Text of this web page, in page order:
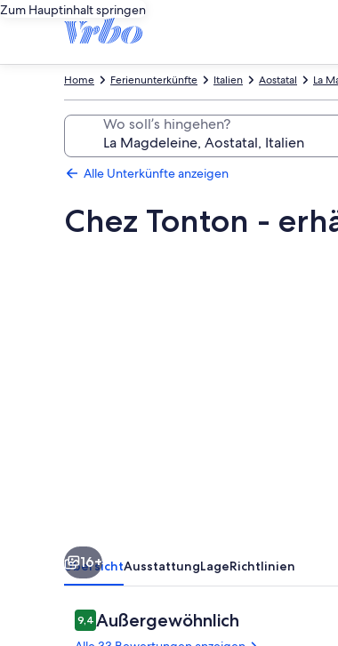
Zum Hauptinhalt springen
La
Aostatal
Italien
Ferienunterkünfte
Home
Wo soll’s hingehen?
Alle Unterkünfte anzeigen
Chez Tonton -
16+
ÜbersichtAusstattungLageRichtlinien
Bewertungen
9,49,4 von 10.
Außergewöhnlich